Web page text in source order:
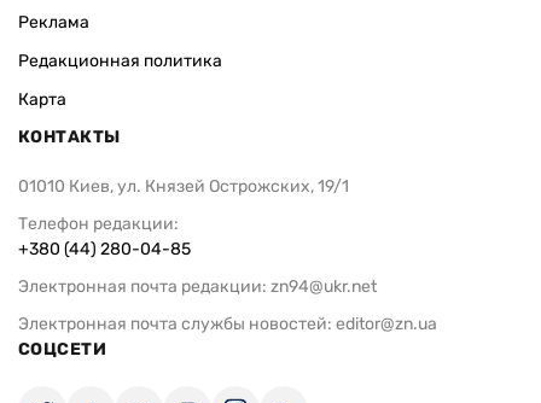
Реклама
Редакционная политика
Карта
КОНТАКТЫ
01010 Киев, ул. Князей Острожских, 19/1
Телефон редакции:
+380 (44) 280-04-85
Электронная почта редакции: zn94@ukr.net
Электронная почта службы новостей: editor@zn.ua
СОЦСЕТИ